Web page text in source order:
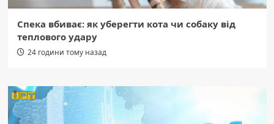
Спека вбиває: як уберегти кота чи собаку від
теплового удару
24 години тому назад